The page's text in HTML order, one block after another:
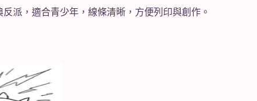
派，適合青少年，線條清晰，方便列印與創作。